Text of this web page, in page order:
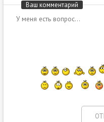
Ваш комментарий